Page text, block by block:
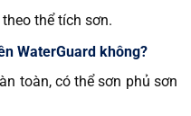
thể tích sơn.
WaterGuard không?
toàn, có thể sơn phủ sơn